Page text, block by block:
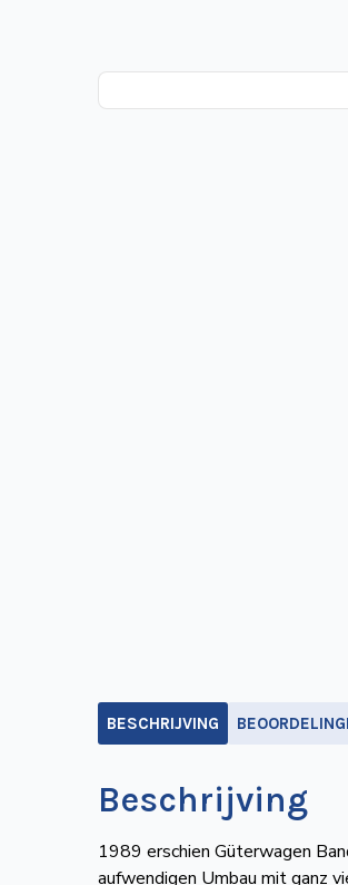
BESCHRIJVING
Beschrijving
1989 erschien Güterwagen
aufwendigen Umbau mit ganz